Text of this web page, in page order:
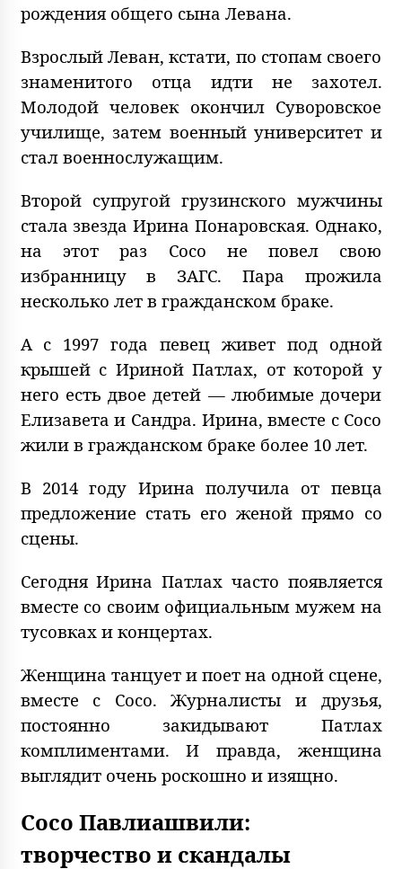
рождения общего сына Левана.
Взрослый Леван, кстати, по стопам своего
знаменитого отца идти не захотел.
Молодой человек окончил Суворовское
училище, затем военный университет и
стал военнослужащим.
Второй супругой грузинского мужчины
стала звезда Ирина Понаровская. Однако,
на этот раз Сосо не повел свою
избранницу в ЗАГС. Пара прожила
несколько лет в гражданском браке.
А с 1997 года певец живет под одной
крышей с Ириной Патлах, от которой у
него есть двое детей — любимые дочери
Елизавета и Сандра. Ирина, вместе с Сосо
жили в гражданском браке более 10 лет.
В 2014 году Ирина получила от певца
предложение стать его женой прямо со
сцены.
Сегодня Ирина Патлах часто появляется
вместе со своим официальным мужем на
тусовках и концертах.
Женщина танцует и поет на одной сцене,
вместе с Сосо. Журналисты и друзья,
постоянно закидывают Патлах
комплиментами. И правда, женщина
выглядит очень роскошно и изящно.
Сосо Павлиашвили:
творчество и скандалы